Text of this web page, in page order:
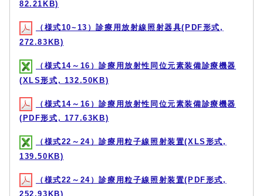
82.21KB)
（様式10~13）診療用放射線照射器具(PDF形式,
272.83KB)
（様式14～16）診療用放射性同位元素装備診療機器
(XLS形式, 132.50KB)
（様式14～16）診療用放射性同位元素装備診療機器
(PDF形式, 177.63KB)
（様式22～24）診療用粒子線照射装置(XLS形式,
139.50KB)
（様式22～24）診療用粒子線照射装置(PDF形式,
252.93KB)